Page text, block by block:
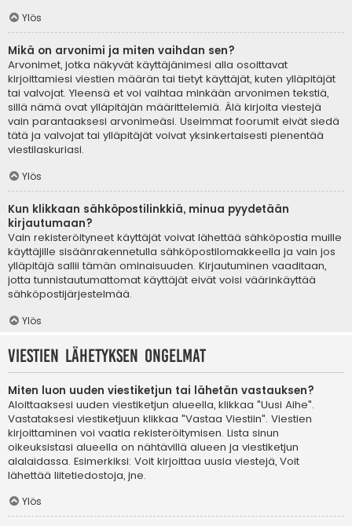
Ylös
Mikä on arvonimi ja miten vaihdan sen?
Arvonimet, jotka näkyvät käyttäjänimesi alla osoittavat
kirjoittamiesi viestien määrän tai tietyt käyttäjät, kuten ylläpitäjät
tai valvojat. Yleensä et voi vaihtaa minkään arvonimen tekstiä,
sillä nämä ovat ylläpitäjän määrittelemiä. Älä kirjoita viestejä
vain parantaaksesi arvonimeäsi. Useimmat foorumit eivät siedä
tätä ja valvojat tai ylläpitäjät voivat yksinkertaisesti pienentää
viestilaskuriasi.
Ylös
Kun klikkaan sähköpostilinkkiä, minua pyydetään
kirjautumaan?
Vain rekisteröityneet käyttäjät voivat lähettää sähköpostia muille
käyttäjille sisäänrakennetulla sähköpostilomakkeella ja vain jos
ylläpitäjä sallii tämän ominaisuuden. Kirjautuminen vaaditaan,
jotta tunnistautumattomat käyttäjät eivät voisi väärinkäyttää
sähköpostijärjestelmää.
Ylös
Viestien lähetyksen ongelmat
Miten luon uuden viestiketjun tai lähetän vastauksen?
Aloittaaksesi uuden viestiketjun alueella, klikkaa "Uusi Aihe".
Vastataksesi viestiketjuun klikkaa "Vastaa Viestiin". Viestien
kirjoittaminen voi vaatia rekisteröitymisen. Lista sinun
oikeuksistasi alueella on nähtävillä alueen ja viestiketjun
alalaidassa. Esimerkiksi: Voit kirjoittaa uusia viestejä, Voit
lähettää liitetiedostoja, jne.
Ylös